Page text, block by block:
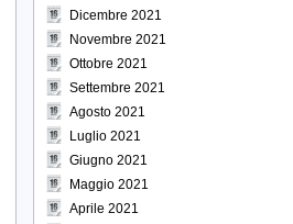
Dicembre 2021
Novembre 2021
Ottobre 2021
Settembre 2021
Agosto 2021
Luglio 2021
Giugno 2021
Maggio 2021
Aprile 2021